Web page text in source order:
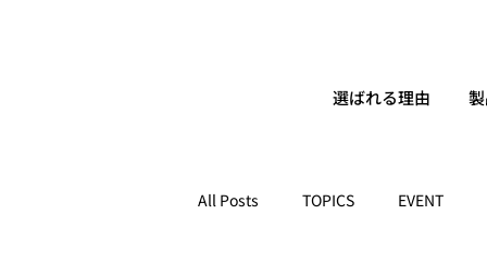
選ばれる理由
All Posts TOPICS EVENT